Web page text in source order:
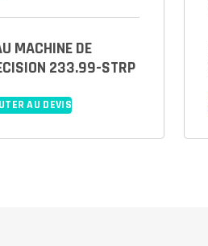
MACHINE DE
233.99-STRP
AU DEVIS